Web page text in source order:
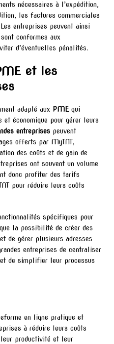
nécessaires à l’expédition,
les factures commerciales
entreprises peuvent ainsi
conformes aux
d’éventuelles pénalités.
et les
adapté aux PMEqui
économique pour gérer leurs
entreprises peuvent
offerts par MyTNT,
des coûts et de gain de
ont souvent un volume
donc profiter des tarifs
pour réduire leurs coûts
spécifiques pour
la possibilité de créer des
de gérer plusieurs adresses
entreprises de centraliser
de simplifier leur processus
en ligne pratique et
à réduire leurs coûts
productivité et leur